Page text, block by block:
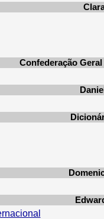
Confederação